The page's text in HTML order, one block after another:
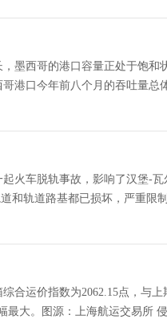
墨西哥的港口容量正处于饱和
港口今年前八个月的吞吐量总
火车脱轨事故，影响了汉堡-瓦
和轨道路基都已损坏，严重限
合运价指数为2062.15点，与上
最大。图源：上海航运交易所